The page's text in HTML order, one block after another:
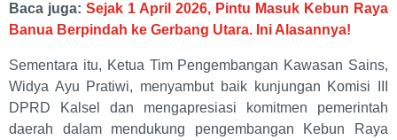
Baca juga: Sejak 1 April 2026, Pintu Masuk Kebun Raya
Banua Berpindah ke Gerbang Utara. Ini Alasannya!
Sementara itu, Ketua Tim Pengembangan Kawasan Sains,
Widya Ayu Pratiwi, menyambut baik kunjungan Komisi III
DPRD Kalsel dan mengapresiasi komitmen pemerintah
daerah dalam mendukung pengembangan Kebun Raya